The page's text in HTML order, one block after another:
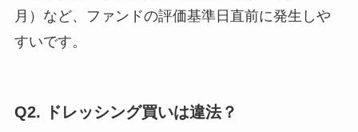
月）など、ファンドの評価基準日直前に発生しや
すいです。
Q2. ドレッシング買いは違法？